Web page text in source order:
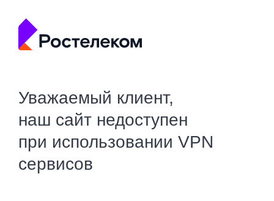
Уважаемый клиент,
наш сайт недоступен
при использовании VPN
сервисов